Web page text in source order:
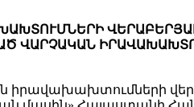
ՎԱՐՉԱԿԱՆ
իրավախախտումների